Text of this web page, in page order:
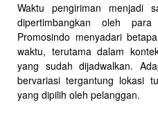
Waktu pengiriman menjadi
dipertimbangkan oleh
Promosindo menyadari
waktu, terutama dalam
yang sudah dijadwalkan.
bervariasi tergantung lokasi
yang dipilih oleh pelanggan.